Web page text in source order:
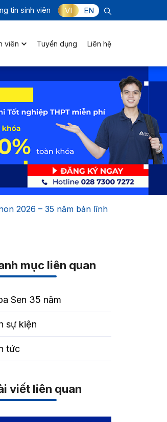
tin sinh viên VI EN
viên Tuyển dụng Liên hệ
2026 – 35 năm bản lĩnh
mục liên quan
Sen 35 năm
sự kiện
tức
viết liên quan